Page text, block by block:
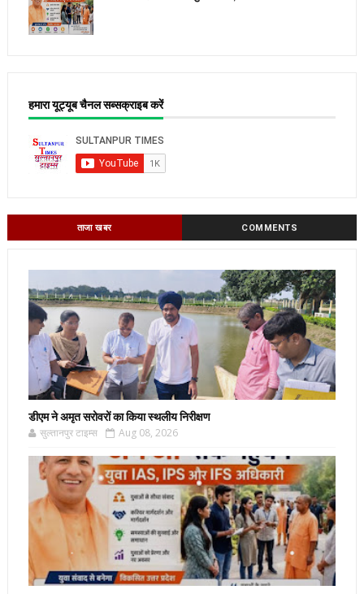
हमारा यूट्यूब चैनल सब्सक्राइब करें
ताजा खबर COMMENTS
डीएम ने अमृत सरोवरों का किया स्थलीय निरीक्षण
सुल्तानपुर टाइम्स Aug 08, 2026